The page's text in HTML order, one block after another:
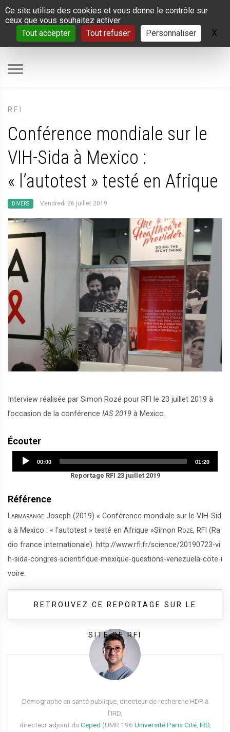
Panneau de gestion des cookies
Ce site utilise des cookies et vous donne le contrôle sur
ceux que vous souhaitez activer
Tout accepter
Tout refuser Personnaliser X
RFI
Conférence mondiale sur le
VIH-Sida à Mexico :
« l’autotest » testé en Afrique
DIVERS Vendredi 26 juillet 2019
Interview réalisée par Simon Rozé pour RFI le 23 juillet 2019 à
l’occasion de la conférence IAS 2019 à Mexico.
Écouter
Player
Current
00:00
Total
01:20
Reportage RFI 23 juillet 2019
Référence
Larmarange Joseph (2019) « Conférence mondiale sur le VIH-Sid
a à Mexico : « l'autotest » testé en Afrique »Simon Rozé, RFI (Ra
dio france internationale). http://www.rfi.fr/science/20190723-vi
h-sida-congres-scientifique-mexique-questions-venezuela-cote-i
voire.
RETROUVEZ CE REPORTAGE SUR LE
SITE DE RFI
Démographe en santé publique, directeur de recherche HDR à
l’IRD,
directeur adjoint du Ceped (UMR 196 Université Paris Cité, IRD,